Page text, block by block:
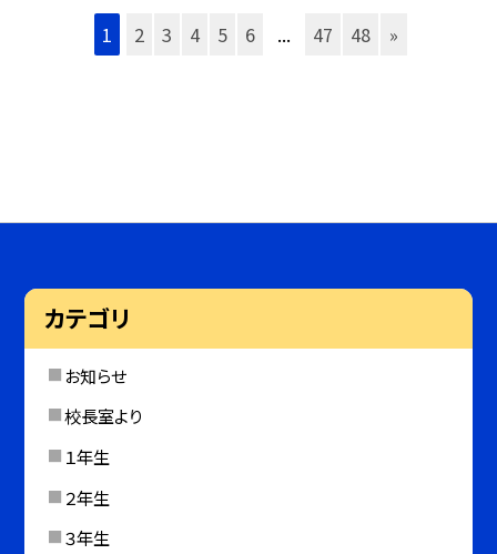
1 2 3 4 5 6 ... 47 48 »
カテゴリ
お知らせ
校長室より
１年生
２年生
３年生